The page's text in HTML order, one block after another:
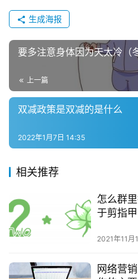
生成海报
要多注意身体因为天太冷（
上一篇
双减政策是双减的是什么
2022年1月7日 14:35
相关推荐
怎么群
于剪指
2021年11月
网络营